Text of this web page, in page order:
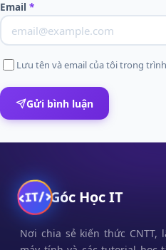
Email *
Lưu tên và email của tôi trong
Gửi bình luận
Góc Học IT
Nơi chia sẻ kiến thức